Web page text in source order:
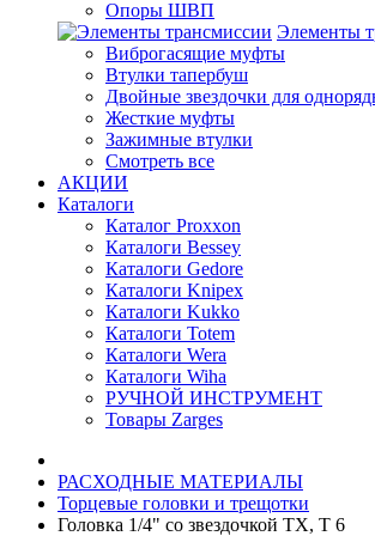
Опоры ШВП
Элементы
Виброгасящие муфты
Втулки тапербуш
Двойные звездочки для
Жесткие муфты
Зажимные втулки
Смотреть все
АКЦИИ
Каталоги
Каталог Proxxon
Каталоги Bessey
Каталоги Gedore
Каталоги Knipex
Каталоги Kukko
Каталоги Totem
Каталоги Wera
Каталоги Wiha
РУЧНОЙ ИНСТРУМЕНТ
Товары Zarges
РАСХОДНЫЕ МАТЕРИАЛЫ
Торцевые головки и трещотки
Головка 1/4" со звездочкой ТХ, T 6